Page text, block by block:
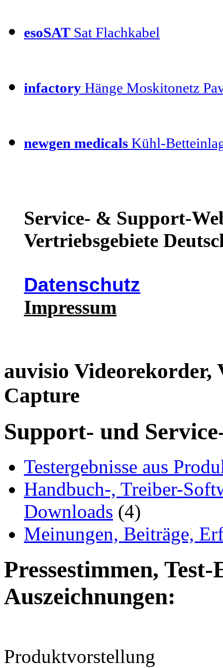
esoSAT Sat Flachkabel
infactory Hänge Moskitonetz
newgen medicals Kühl-
Service- & Support-
Vertriebsgebiete
Datenschutz
Impressum
auvisio Videorekorder,
Capture
Support- und
Testergebnisse aus
Handbuch-, Treiber-
Downloads (4)
Meinungen, Beiträge,
Pressestimmen,
Auszeichnungen:
Produktvorstellung